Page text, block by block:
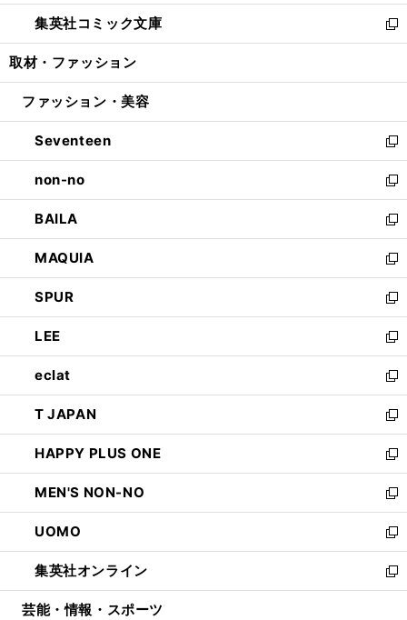
開
く
ウ
で
開
ン
ド
ウ
開
ウ
ィ
ン
ウ
開
く
し
い
ウ
ン
ウ
で
開
く
集英社コミック文庫
新
し
ウ
ン
ド
ウ
で
開
く
取材・ファッション
ファッション・美容
Seventeen
新
し
い
ウ
ィ
ン
ド
ウ
で
開
く
non-no
新
し
い
ウ
ィ
ン
ド
ウ
で
開
く
BAILA
新
し
い
ウ
ィ
ン
ド
ウ
で
開
く
MAQUIA
新
し
い
ウ
ィ
ン
ド
ウ
で
開
く
SPUR
新
し
い
ウ
ィ
ン
ド
ウ
で
開
く
LEE
新
し
い
ウ
ィ
ン
ド
ウ
で
開
く
eclat
新
し
い
ウ
ィ
ン
ド
ウ
で
開
く
T JAPAN
新
し
い
ウ
ィ
ン
ド
ウ
で
開
HAPPY PLUS ONE
新
し
い
ウ
ィ
ン
ド
ウ
MEN'S NON-NO
新
し
い
ウ
ィ
ン
UOMO
新
し
い
ウ
集英社オンライン
新
し
芸能・情報・スポーツ